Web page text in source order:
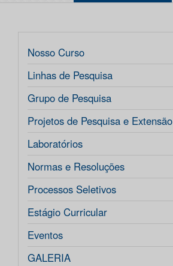
Nosso Curso
Linhas de Pesquisa
Grupo de Pesquisa
Projetos de Pesquisa e Extensão
Laboratórios
Normas e Resoluções
Processos Seletivos
Estágio Curricular
Eventos
GALERIA